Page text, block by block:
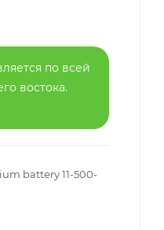
по всей
востока.
battery 11-500-